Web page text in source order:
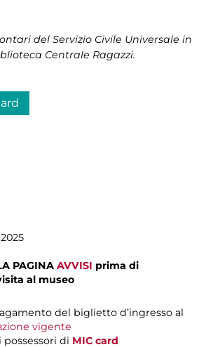
del Servizio Civile Universale in
Centrale Ragazzi.
PAGINA AVVISI prima di
al museo
del biglietto d’ingresso al
vigente
di MIC card